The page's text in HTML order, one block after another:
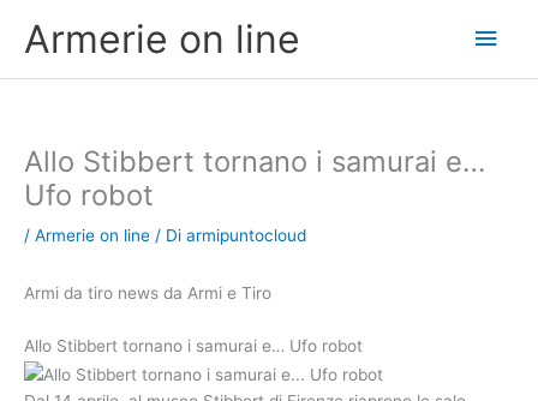
Armerie on line
Allo Stibbert tornano i samurai e…
Ufo robot
/ Armerie on line / Di armipuntocloud
Armi da tiro news da Armi e Tiro
Allo Stibbert tornano i samurai e… Ufo robot